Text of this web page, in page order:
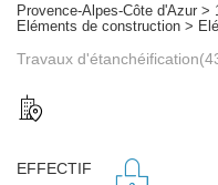
Provence-Alpes-Côte d'Azur >
Eléments de construction >
Travaux
EFFECTIF